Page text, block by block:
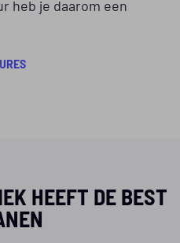
heb je daarom een
HEEFT DE BEST